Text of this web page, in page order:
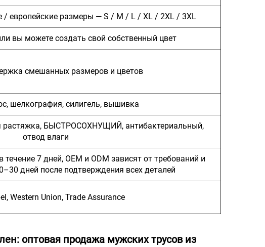
/ европейские размеры — S / M / L / XL / 2XL / 3XL
вы можете создать свой собственный цвет
смешанных размеров и цветов
шелкография, силигель, вышивка
растяжка, БЫСТРОСОХНУЩИЙ, антибактериальный,
отвод влаги
7 дней, OEM и ODM зависят от требований и
дней после подтверждения всех деталей
Western Union, Trade Assurance
оптовая продажа мужских трусов из